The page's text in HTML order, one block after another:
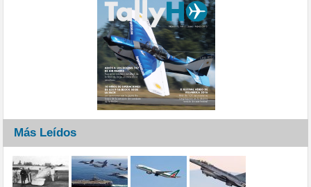
Más Leídos